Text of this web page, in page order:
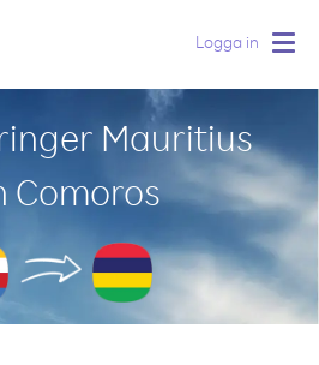
Logga in
Mauritius
Comoros